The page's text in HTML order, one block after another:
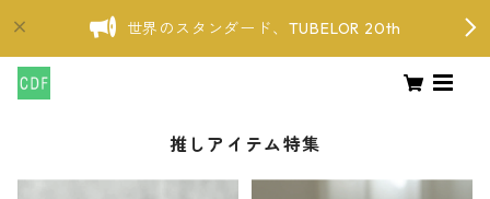
世界のスタンダード、TUBELOR 20th
推しアイテム特集